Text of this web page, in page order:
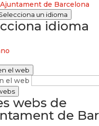
un idioma
idioma
el web
el web
webs de
de